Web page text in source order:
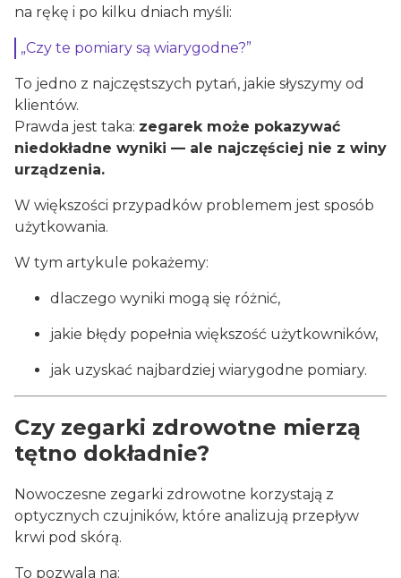
na rękę i po kilku dniach myśli:
„Czy te pomiary są wiarygodne?”
To jedno z najczęstszych pytań, jakie słyszymy od
klientów.
Prawda jest taka: zegarek może pokazywać
niedokładne wyniki — ale najczęściej nie z winy
urządzenia.
W większości przypadków problemem jest sposób
użytkowania.
W tym artykule pokażemy:
dlaczego wyniki mogą się różnić,
jakie błędy popełnia większość użytkowników,
jak uzyskać najbardziej wiarygodne pomiary.
Czy zegarki zdrowotne mierzą
tętno dokładnie?
Nowoczesne zegarki zdrowotne korzystają z
optycznych czujników, które analizują przepływ
krwi pod skórą.
To pozwala na: